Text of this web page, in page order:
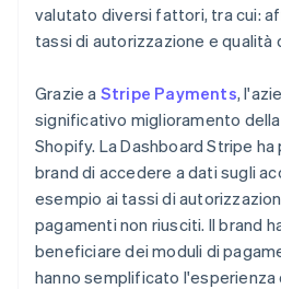
valutato diversi fattori, tra cui:
tassi di autorizzazione e qualità
Grazie a Stripe Payments,
significativo miglioramento
Shopify. La Dashboard Stripe
brand di accedere a dati sugli
esempio ai tassi di
pagamenti non riusciti. Il brand
beneficiare dei moduli di
hanno semplificato l'esperienza